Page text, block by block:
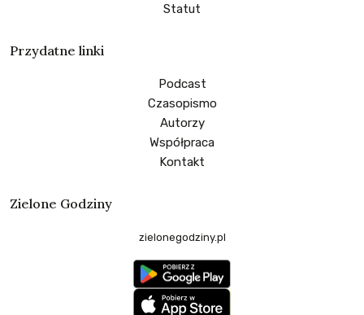
Statut
Przydatne linki
Podcast
Czasopismo
Autorzy
Współpraca
Kontakt
Zielone Godziny
zielonegodziny.pl